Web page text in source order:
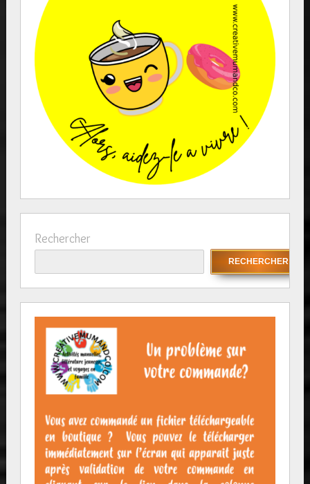
Rechercher
RECHERCHER